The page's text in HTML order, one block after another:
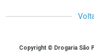
CopyrightCopyright © Drogaria São